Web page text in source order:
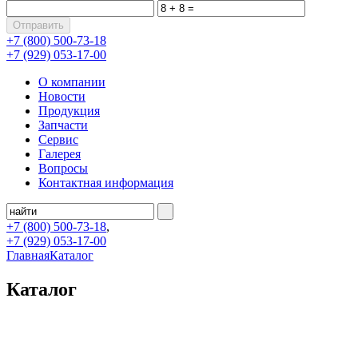
+7 (800) 500-73-18
+7 (929) 053-17-00
О компании
Новости
Продукция
Запчасти
Сервис
Галерея
Вопросы
Контактная информация
+7 (800) 500-73-18,
+7 (929) 053-17-00
ГлавнаяКаталог
Каталог